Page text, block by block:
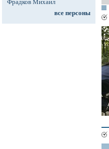
Фрадков Михаил
все персоны